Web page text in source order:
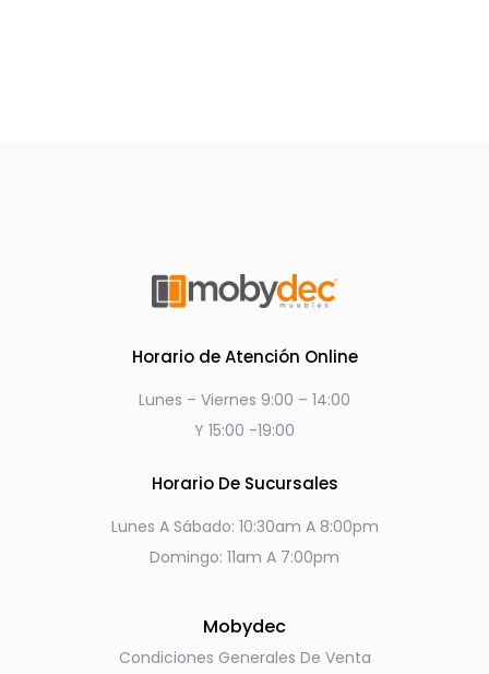
Horario de Atención Online
Lunes – Viernes 9:00 – 14:00
Y 15:00 -19:00
Horario De Sucursales
Lunes A Sábado: 10:30am A 8:00pm
Domingo: 11am A 7:00pm
Mobydec
Condiciones Generales De Venta